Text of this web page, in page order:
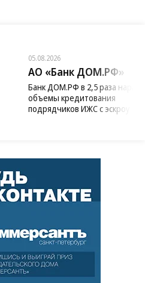
05.08.2026
АО «Банк ДОМ.РФ»
Банк ДОМ.РФ в 2,5 раза
объемы кредитования
подрядчиков ИЖС с эскроу